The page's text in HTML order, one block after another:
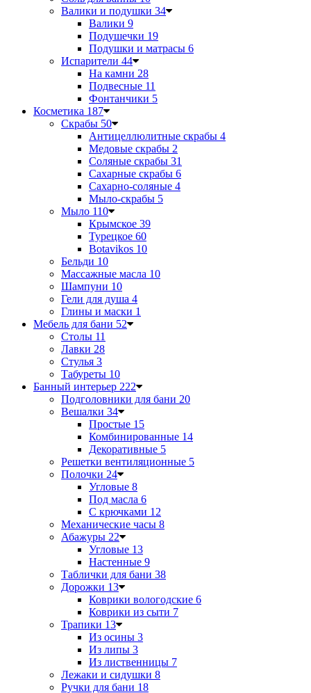
Валики и подушки 34
Валики 9
Подушечки 19
Подушки и матрасы 6
Испарители 44
На камни 28
Подвесные 11
Фонтанчики 5
Косметика 187
Скрабы 50
Антицеллюлитные скрабы 4
Медовые скрабы 2
Соляные скрабы 31
Сахарные скрабы 6
Сахарно-соляные 4
Мыло-скрабы 5
Мыло 110
Крымское 39
Турецкое 60
Botavikos 10
Бельди 10
Массажные масла 10
Шампуни 10
Гели для душа 4
Глины и маски 1
Мебель для бани 52
Столы 11
Лавки 28
Стулья 3
Табуреты 10
Банный интерьер 222
Подголовники для бани 20
Вешалки 34
Простые 15
Комбинированные 14
Декоративные 5
Решетки вентиляционные 5
Полочки 24
Угловые 8
Под масла 6
С крючками 12
Механические часы 8
Абажуры 22
Угловые 13
Настенные 9
Таблички для бани 38
Дорожки 13
Коврики вологодские 6
Коврики из сыти 7
Трапики 13
Из осины 3
Из липы 3
Из лиственницы 7
Лежаки и сидушки 8
Ручки для бани 18